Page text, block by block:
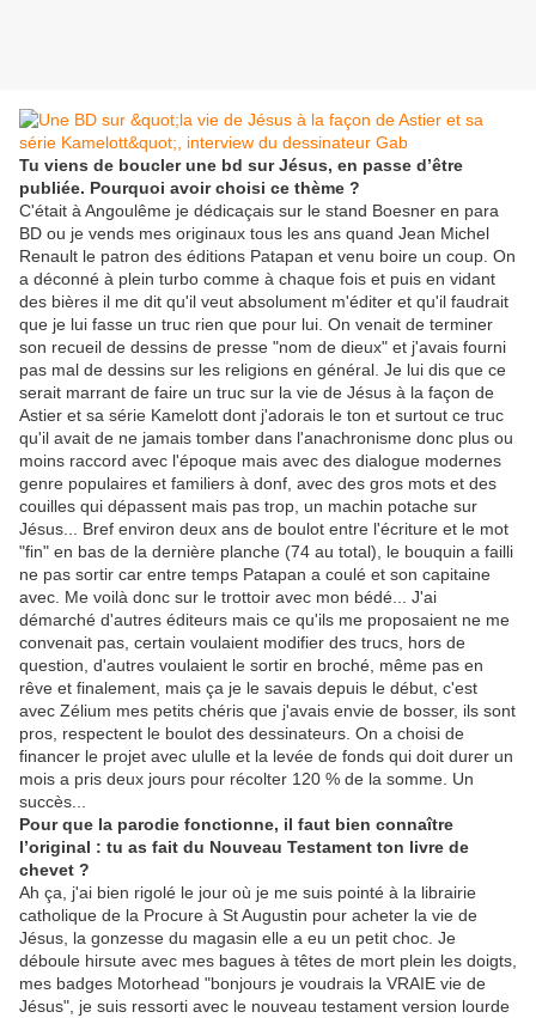
Tu viens de boucler une bd sur Jésus, en passe d’être
publiée. Pourquoi avoir choisi ce thème ?
C'était à Angoulême je dédicaçais sur le stand Boesner en para
BD ou je vends mes originaux tous les ans quand Jean Michel
Renault le patron des éditions Patapan et venu boire un coup. On
a déconné à plein turbo comme à chaque fois et puis en vidant
des bières il me dit qu'il veut absolument m'éditer et qu'il faudrait
que je lui fasse un truc rien que pour lui. On venait de terminer
son recueil de dessins de presse "nom de dieux" et j'avais fourni
pas mal de dessins sur les religions en général. Je lui dis que ce
serait marrant de faire un truc sur la vie de Jésus à la façon de
Astier et sa série Kamelott dont j'adorais le ton et surtout ce truc
qu'il avait de ne jamais tomber dans l'anachronisme donc plus ou
moins raccord avec l'époque mais avec des dialogue modernes
genre populaires et familiers à donf, avec des gros mots et des
couilles qui dépassent mais pas trop, un machin potache sur
Jésus... Bref environ deux ans de boulot entre l'écriture et le mot
"fin" en bas de la dernière planche (74 au total), le bouquin a failli
ne pas sortir car entre temps Patapan a coulé et son capitaine
avec. Me voilà donc sur le trottoir avec mon bédé... J'ai
démarché d'autres éditeurs mais ce qu'ils me proposaient ne me
convenait pas, certain voulaient modifier des trucs, hors de
question, d'autres voulaient le sortir en broché, même pas en
rêve et finalement, mais ça je le savais depuis le début, c'est
avec Zélium mes petits chéris que j'avais envie de bosser, ils sont
pros, respectent le boulot des dessinateurs. On a choisi de
financer le projet avec ululle et la levée de fonds qui doit durer un
mois a pris deux jours pour récolter 120 % de la somme. Un
succès...
Pour que la parodie fonctionne, il faut bien connaître
l’original : tu as fait du Nouveau Testament ton livre de
chevet ?
Ah ça, j'ai bien rigolé le jour où je me suis pointé à la librairie
catholique de la Procure à St Augustin pour acheter la vie de
Jésus, la gonzesse du magasin elle a eu un petit choc. Je
déboule hirsute avec mes bagues à têtes de mort plein les doigts,
mes badges Motorhead "bonjours je voudrais la VRAIE vie de
Jésus", je suis ressorti avec le nouveau testament version lourde